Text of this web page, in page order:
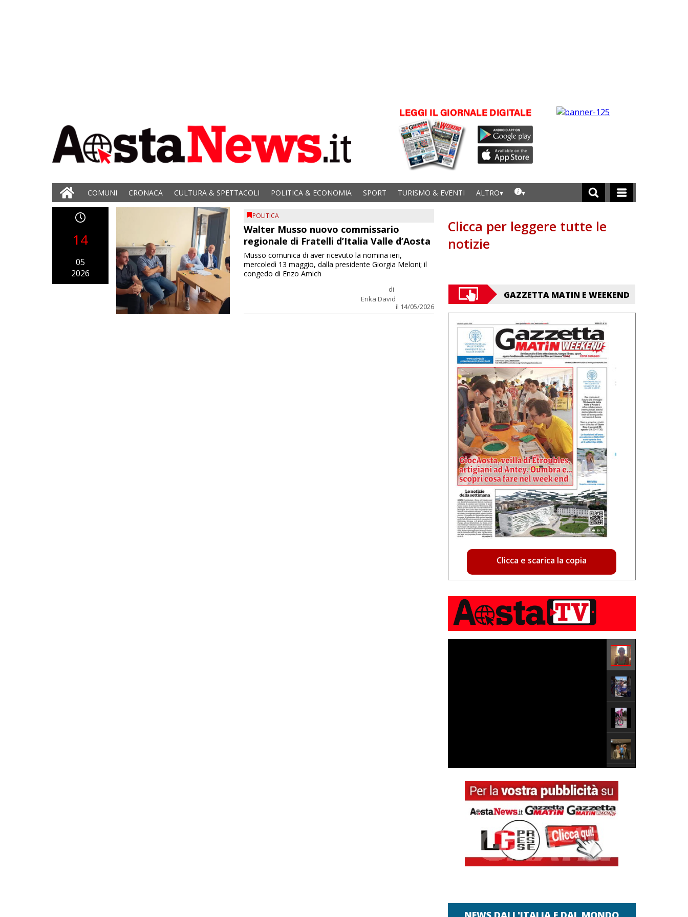
COMUNI CRONACA CULTURA & SPETTACOLI POLITICA & ECONOMIA SPORT TURISMO & EVENTI ALTRO
14
05
2026
POLITICA
Walter Musso nuovo commissario
regionale di Fratelli d’Italia Valle d’Aosta
di
Erika David
il 14/05/2026
Musso comunica di aver ricevuto la nomina ieri,
mercoledì 13 maggio, dalla presidente Giorgia Meloni; il
congedo di Enzo Amich
Clicca per leggere tutte le
notizie
GAZZETTA MATIN E WEEKEND
Clicca e scarica la copia